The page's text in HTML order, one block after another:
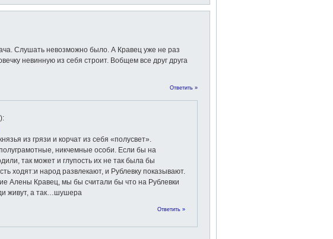
Слушать невозможно было. А Кравец уже не раз
невинную из себя строит. Вобщем все друг друга
Ответить »
:
из грязи и корчат из себя «полусвет».
никчемные особи. Если бы на
так может и глупость их не так была бы
ходят:и народ развлекают, и Рублевку показывают.
Алены Кравец, мы бы считали бы что на Рублевки
живут, а так…шушера
Ответить »